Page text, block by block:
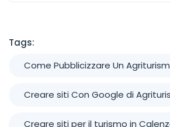
Tags:
Come Pubblicizzare Un
Creare siti Con Google di
Creare siti per il turismo in